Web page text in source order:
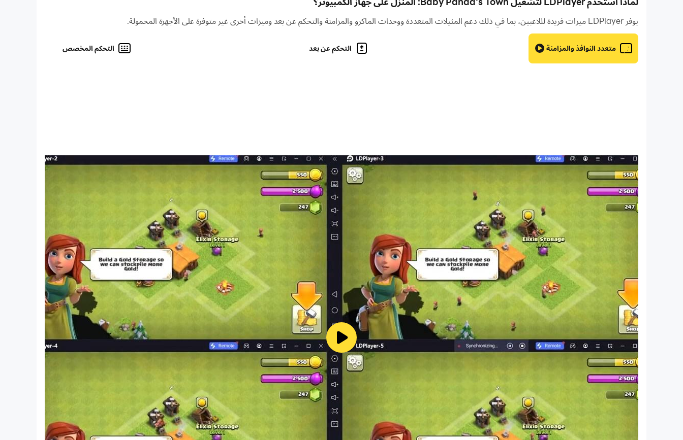
هناك المزيد من المفاجآت في ألعاب الباندا: منزل المدينة لتكتشفه!
الميزات:
- استكشف بحرية وأنشئ قصتك الخاصة؛
- وظيفة تبديل النهار والليل المضافة حديثًا.
حول BabyBus
—————
من أغاني الأطفال والرسوم المتحركة وأكثر من ۹۰۰۰ قصة من مواضيع مختلفة تشمل الصحة واللغة والمجتمع والعلوم والفنون وغيرها من المجالات.
اتصل بنا: ser@babybus.com
يوفر LDPlayer ميزات فريدة لللاعبين، بما في ذلك دعم المثيلات المتعددة ووحدات الماكرو والمزامنة والتحكم عن بعد وميزات أخرى غير متوفرة على الأجهزة المحمولة.
متعدد النوافذ والمزامنة التحكم عن بعد التحكم المخصص